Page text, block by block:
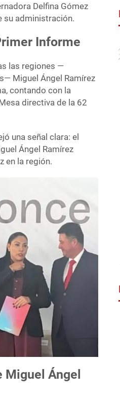
Delfina Gómez
su administración.
Informe
las regiones —
Miguel Ángel Ramírez
contando con la
directiva de la 62
una señal clara: el
Ángel Ramírez
en la región.
Ángel